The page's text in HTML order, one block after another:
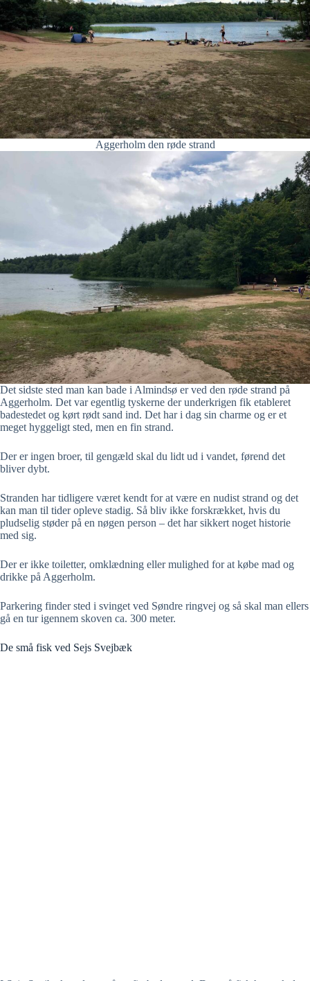
Aggerholm den røde strand
Det sidste sted man kan bade i Almindsø er ved den røde strand på
Aggerholm. Det var egentlig tyskerne der underkrigen fik etableret
badestedet og kørt rødt sand ind. Det har i dag sin charme og er et
meget hyggeligt sted, men en fin strand.
Der er ingen broer, til gengæld skal du lidt ud i vandet, førend det
bliver dybt.
Stranden har tidligere været kendt for at være en nudist strand og det
kan man til tider opleve stadig. Så bliv ikke forskrækket, hvis du
pludselig støder på en nøgen person – det har sikkert noget historie
med sig.
Der er ikke toiletter, omklædning eller mulighed for at købe mad og
drikke på Aggerholm.
Parkering finder sted i svinget ved Søndre ringvej og så skal man ellers
gå en tur igennem skoven ca. 300 meter.
De små fisk ved Sejs Svejbæk